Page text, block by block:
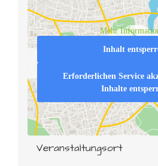
Veranstaltungsort
Mehr
Inhalt
Erforderlichen Service
Inhalte